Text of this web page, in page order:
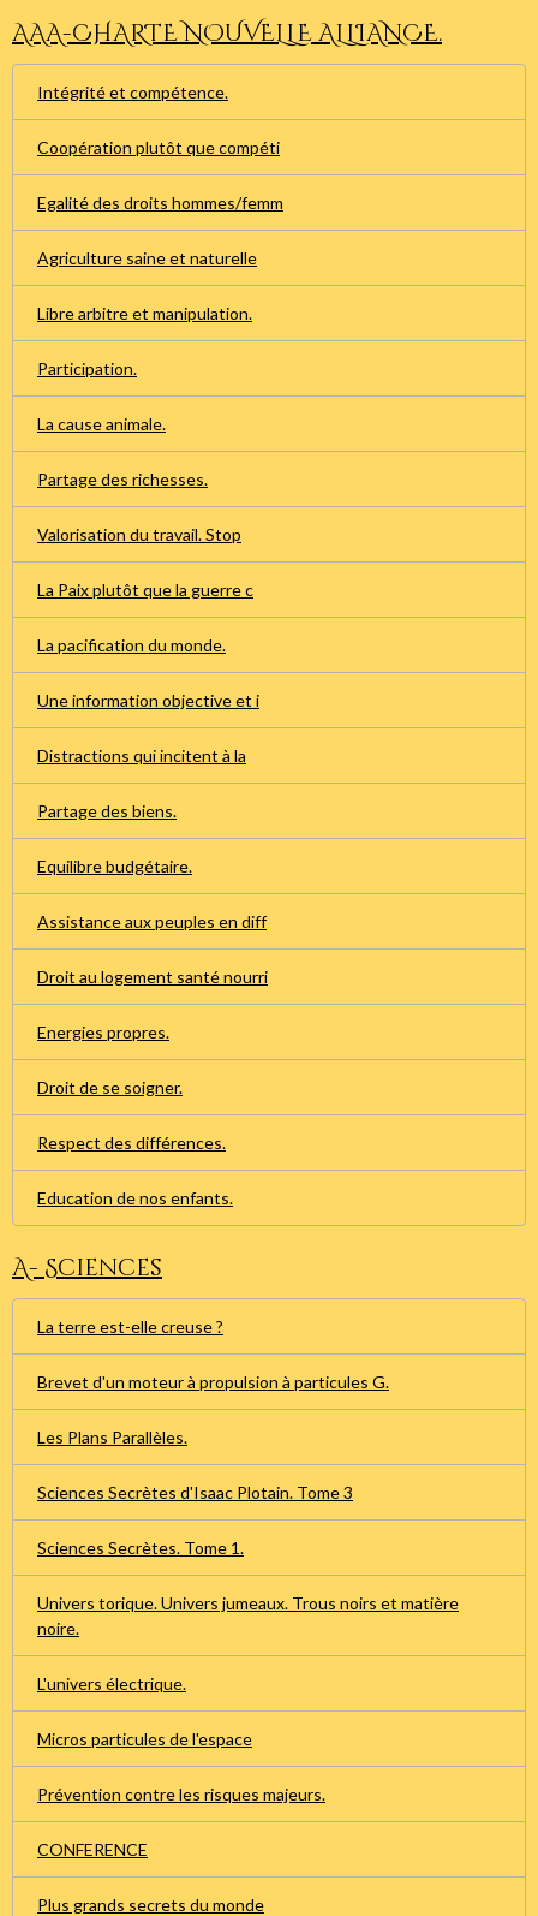
AAA-CHARTE NOUVELLE ALLIANCE.
Intégrité et compétence.
Coopération plutôt que compéti
Egalité des droits hommes/femm
Agriculture saine et naturelle
Libre arbitre et manipulation.
Participation.
La cause animale.
Partage des richesses.
Valorisation du travail. Stop
La Paix plutôt que la guerre c
La pacification du monde.
Une information objective et i
Distractions qui incitent à la
Partage des biens.
Equilibre budgétaire.
Assistance aux peuples en diff
Droit au logement santé nourri
Energies propres.
Droit de se soigner.
Respect des différences.
Education de nos enfants.
A- Sciences
La terre est-elle creuse ?
Brevet d'un moteur à propulsion à particules G.
Les Plans Parallèles.
Sciences Secrètes d'Isaac Plotain. Tome 3
Sciences Secrètes. Tome 1.
Univers torique. Univers jumeaux. Trous noirs et matière
noire.
L'univers électrique.
Micros particules de l'espace
Prévention contre les risques majeurs.
CONFERENCE
Plus grands secrets du monde